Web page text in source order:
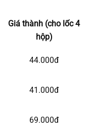
Giá thành (cho lốc 4
hộp)
44.000đ
41.000đ
69.000đ